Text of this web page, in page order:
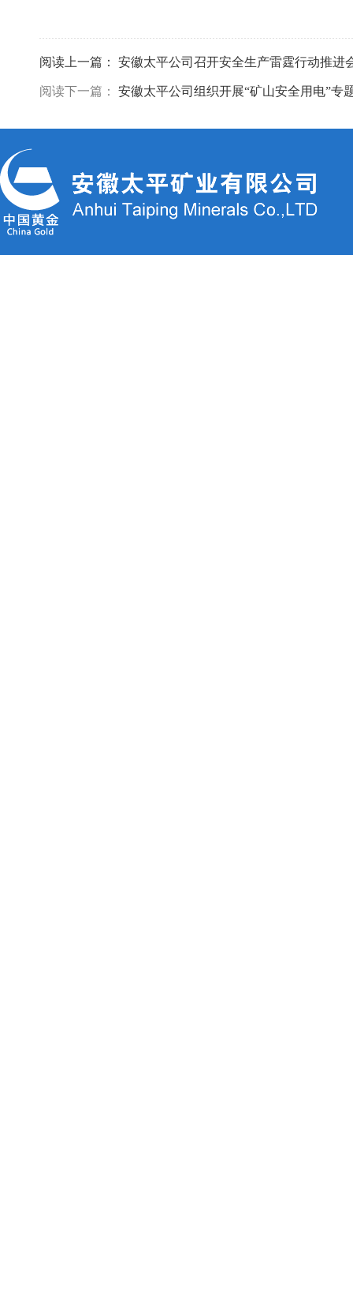
阅读上一篇： 安徽太平公司召开安全生产雷霆行动推进
阅读下一篇： 安徽太平公司组织开展“矿山安全用电”专